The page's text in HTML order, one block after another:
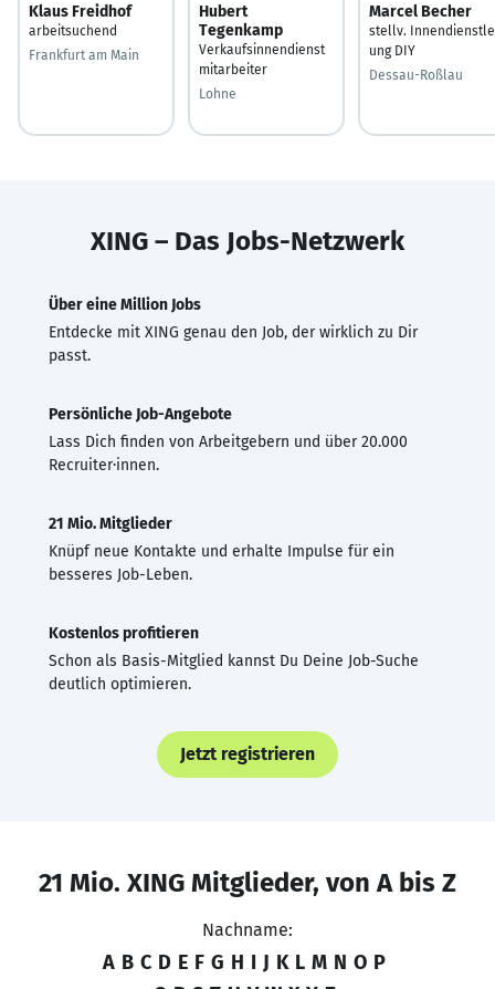
Klaus Freidhof
arbeitsuchend
Frankfurt am Main
Hubert
Tegenkamp
Verkaufsinnendienst
mitarbeiter
Lohne
Marcel Becher
stellv.
ung DIY
Dessau-Roßlau
XING – Das Jobs-Netzwerk
Über eine Million Jobs
Entdecke mit XING genau den Job, der wirklich zu Dir
passt.
Persönliche Job-Angebote
Lass Dich finden von Arbeitgebern und über 20.000
Recruiter·innen.
21 Mio. Mitglieder
Knüpf neue Kontakte und erhalte Impulse für ein
besseres Job-Leben.
Kostenlos profitieren
Schon als Basis-Mitglied kannst Du Deine Job-Suche
deutlich optimieren.
Jetzt registrieren
21 Mio. XING Mitglieder, von A bis Z
Nachname:
A B C D E F G H I J K L M N O P